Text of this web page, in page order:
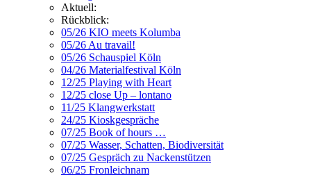
Aktuell:
Rückblick:
05/26 KIO meets Kolumba
05/26 Au travail!
05/26 Schauspiel Köln
04/26 Materialfestival Köln
12/25 Playing with Heart
12/25 close Up – lontano
11/25 Klangwerkstatt
24/25 Kioskgespräche
07/25 Book of hours …
07/25 Wasser, Schatten, Biodiversität
07/25 Gespräch zu Nackenstützen
06/25 Fronleichnam